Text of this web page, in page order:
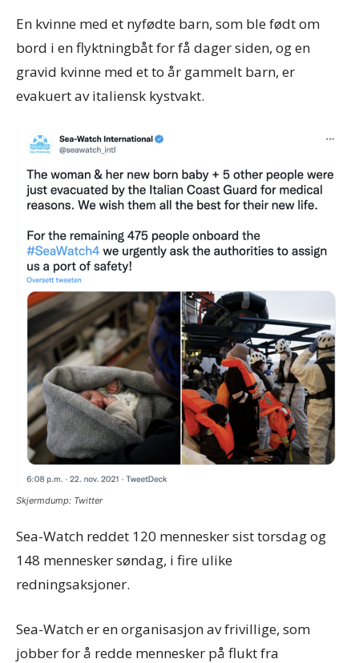
En kvinne med et nyfødte barn, som ble født om
bord i en flyktningbåt for få dager siden, og en
gravid kvinne med et to år gammelt barn, er
evakuert av italiensk kystvakt.
Skjermdump: Twitter
Sea-Watch reddet 120 mennesker sist torsdag og
148 mennesker søndag, i fire ulike
redningsaksjoner.
Sea-Watch er en organisasjon av frivillige, som
jobber for å redde mennesker på flukt fra